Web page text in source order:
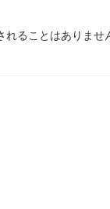
ることはありませ